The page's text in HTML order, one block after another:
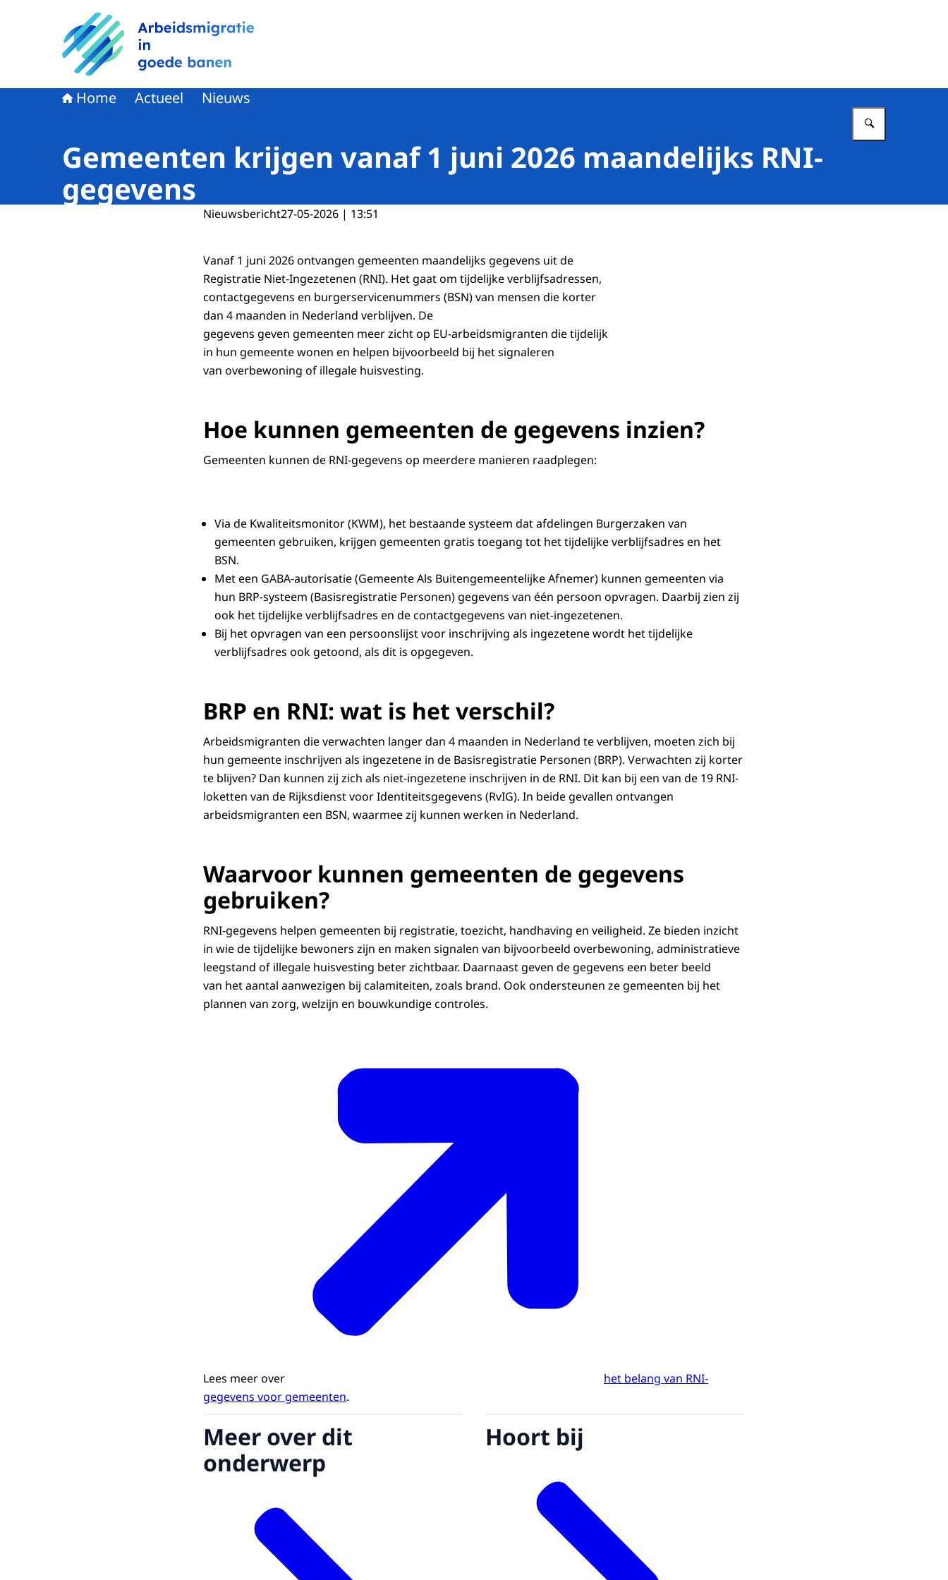
Naar de homepage van Arbeidsmigratie in goede banen
Home Actueel Nieuws
Gemeenten krijgen vanaf 1 juni 2026 maandelijks RNI-
gegevens
Nieuwsbericht27-05-2026 | 13:51
Vanaf 1 juni 2026 ontvangen gemeenten maandelijks gegevens uit de
Registratie Niet-Ingezetenen (RNI). Het gaat om tijdelijke verblijfsadressen,
contactgegevens en burgerservicenummers (BSN) van mensen die korter
dan 4 maanden in Nederland verblijven. De
gegevens geven gemeenten meer zicht op EU-arbeidsmigranten die tijdelijk
in hun gemeente wonen en helpen bijvoorbeeld bij het signaleren
van overbewoning of illegale huisvesting.
Hoe kunnen gemeenten de gegevens inzien?
Gemeenten kunnen de RNI-gegevens op meerdere manieren raadplegen:
Via de Kwaliteitsmonitor (KWM), het bestaande systeem dat afdelingen Burgerzaken van
gemeenten gebruiken, krijgen gemeenten gratis toegang tot het tijdelijke verblijfsadres en het
BSN.
Met een GABA-autorisatie (Gemeente Als Buitengemeentelijke Afnemer) kunnen gemeenten via
hun BRP-systeem (Basisregistratie Personen) gegevens van één persoon opvragen. Daarbij zien zij
ook het tijdelijke verblijfsadres en de contactgegevens van niet-ingezetenen.
Bij het opvragen van een persoonslijst voor inschrijving als ingezetene wordt het tijdelijke
verblijfsadres ook getoond, als dit is opgegeven.
BRP en RNI: wat is het verschil?
Arbeidsmigranten die verwachten langer dan 4 maanden in Nederland te verblijven, moeten zich bij
hun gemeente inschrijven als ingezetene in de Basisregistratie Personen (BRP). Verwachten zij korter
te blijven? Dan kunnen zij zich als niet-ingezetene inschrijven in de RNI. Dit kan bij een van de 19 RNI-
loketten van de Rijksdienst voor Identiteitsgegevens (RvIG). In beide gevallen ontvangen
arbeidsmigranten een BSN, waarmee zij kunnen werken in Nederland.
Waarvoor kunnen gemeenten de gegevens
gebruiken?
RNI-gegevens helpen gemeenten bij registratie, toezicht, handhaving en veiligheid. Ze bieden inzicht
in wie de tijdelijke bewoners zijn en maken signalen van bijvoorbeeld overbewoning, administratieve
leegstand of illegale huisvesting beter zichtbaar. Daarnaast geven de gegevens een beter beeld
van het aantal aanwezigen bij calamiteiten, zoals brand. Ook ondersteunen ze gemeenten bij het
plannen van zorg, welzijn en bouwkundige controles.
Lees meer over
het belang van RNI-
gegevens voor gemeenten.
Meer over dit
onderwerp
Hoort bij